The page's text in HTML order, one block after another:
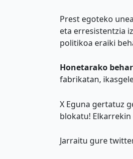
Prest egoteko
eta erresistentzia
politikoa eraiki
Honetarako
fabrikatan,
X Eguna gertatuz
blokatu!
Jarraitu gure